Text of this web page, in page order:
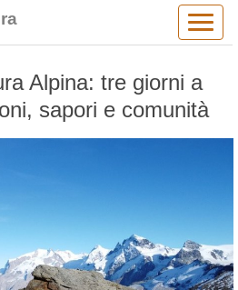
Alpina: tre giorni a
sapori e comunità